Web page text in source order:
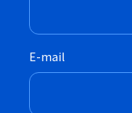
E-mail